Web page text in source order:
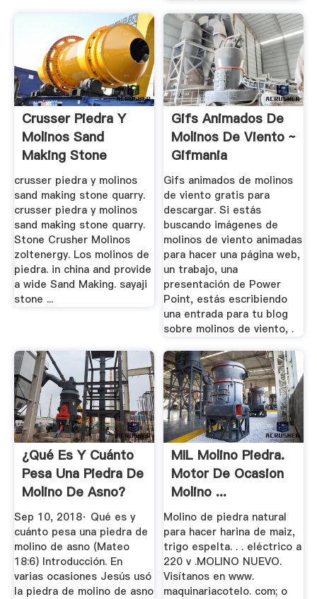
Crusser Piedra Y
Molinos Sand
Making Stone
Quarry
crusser piedra y molinos
sand making stone quarry.
crusser piedra y molinos
sand making stone quarry.
Stone Crusher Molinos
zoltenergy. Los molinos de
piedra. in china and provide
a wide Sand Making. sayaji
stone ...
Gifs Animados De
Molinos De Viento ~
Gifmania
Gifs animados de molinos
de viento gratis para
descargar. Si estás
buscando imágenes de
molinos de viento animadas
para hacer una página web,
un trabajo, una
presentación de Power
Point, estás escribiendo
una entrada para tu blog
sobre molinos de viento, .
¿Qué Es Y Cuánto
Pesa Una Piedra De
Molino De Asno?
Sep 10, 2018· Qué es y
cuánto pesa una piedra de
molino de asno (Mateo
18:6) Introducción. En
varias ocasiones Jesús usó
la piedra de molino de asno
MIL Molino Piedra.
Motor De Ocasion
Molino ...
Molino de piedra natural
para hacer harina de maiz,
trigo espelta. . . eléctrico a
220 v .MOLINO NUEVO.
Visítanos en www.
maquinariacotelo. com; o